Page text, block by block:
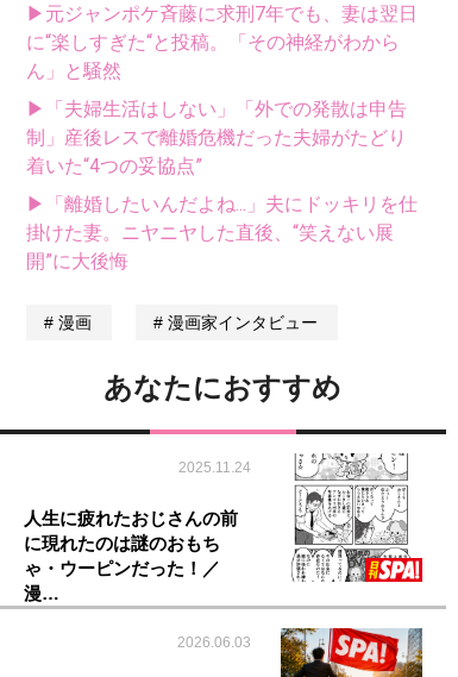
▶元ジャンポケ斉藤に求刑7年でも、妻は翌日
に“楽しすぎた“と投稿。「その神経がわから
ん」と騒然
▶「夫婦生活はしない」「外での発散は申告
制」産後レスで離婚危機だった夫婦がたどり
着いた“4つの妥協点”
▶「離婚したいんだよね...」夫にドッキリを仕
掛けた妻。ニヤニヤした直後、“笑えない展
開”に大後悔
漫画 漫画家インタビュー
あなたにおすすめ
2025.11.24
人生に疲れたおじさんの前
に現れたのは謎のおもち
ゃ・ウーピンだった！／
漫…
2026.06.03